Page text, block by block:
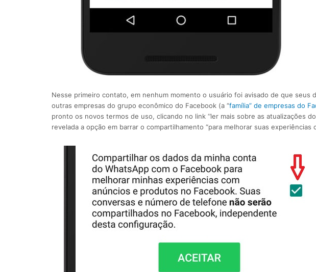
Nesse primeiro contato, em nenhum momento o usuário foi avisado de que seus
outras empresas do grupo econômico do Facebook (a “família” de empresas do
pronto os novos termos de uso, clicando no link ‘’ler mais sobre as atualizações
revelada a opção em barrar o compartilhamento “para melhorar suas experiências